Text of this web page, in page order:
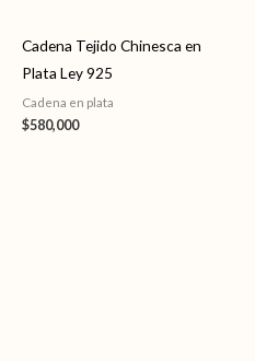
Cadena Tejido Chinesca en
Plata Ley 925
Cadena en plata
$580,000